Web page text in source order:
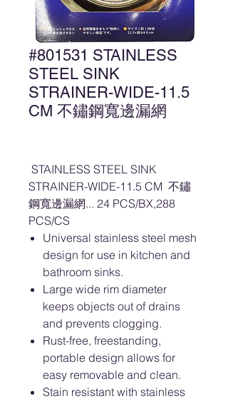
#801531 STAINLESS
STEEL SINK
STRAINER-WIDE-11.5
CM 不鏽鋼寬邊漏網
STAINLESS STEEL SINK
STRAINER-WIDE-11.5 CM 不鏽
鋼寬邊漏網... 24 PCS/BX,288
PCS/CS
Universal stainless steel mesh
design for use in kitchen and
bathroom sinks.
Large wide rim diameter
keeps objects out of drains
and prevents clogging.
Rust-free, freestanding,
portable design allows for
easy removable and clean.
Stain resistant with stainless